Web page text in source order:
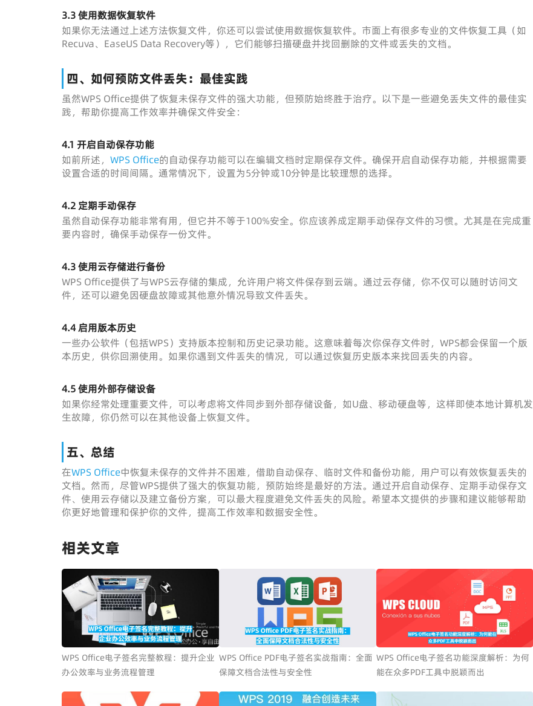
3.3 使用数据恢复软件
如果你无法通过上述方法恢复文件，你还可以尝试使用数据恢复软件。市面上有很多专业的文件恢复工具（如
Recuva、EaseUS Data Recovery等），它们能够扫描硬盘并找回删除的文件或丢失的文档。
四、如何预防文件丢失：最佳实践
虽然WPS Office提供了恢复未保存文件的强大功能，但预防始终胜于治疗。以下是一些避免丢失文件的最佳实
践，帮助你提高工作效率并确保文件安全：
4.1 开启自动保存功能
如前所述， WPS Office的自动保存功能可以在编辑文档时定期保存文件。确保开启自动保存功能，并根据需要
设置合适的时间间隔。通常情况下，设置为5分钟或10分钟是比较理想的选择。
4.2 定期手动保存
虽然自动保存功能非常有用，但它并不等于100%安全。你应该养成定期手动保存文件的习惯。尤其是在完成重
要内容时，确保手动保存一份文件。
4.3 使用云存储进行备份
WPS Office提供了与WPS云存储的集成，允许用户将文件保存到云端。通过云存储，你不仅可以随时访问文
件，还可以避免因硬盘故障或其他意外情况导致文件丢失。
4.4 启用版本历史
一些办公软件（包括WPS）支持版本控制和历史记录功能。这意味着每次你保存文件时，WPS都会保留一个版
本历史，供你回溯使用。如果你遇到文件丢失的情况，可以通过恢复历史版本来找回丢失的内容。
4.5 使用外部存储设备
如果你经常处理重要文件，可以考虑将文件同步到外部存储设备，如U盘、移动硬盘等，这样即使本地计算机发
生故障，你仍然可以在其他设备上恢复文件。
五、总结
在WPS Office中恢复未保存的文件并不困难，借助自动保存、临时文件和备份功能，用户可以有效恢复丢失的
文档。然而，尽管WPS提供了强大的恢复功能，预防始终是最好的方法。通过开启自动保存、定期手动保存文
件、使用云存储以及建立备份方案，可以最大程度避免文件丢失的风险。希望本文提供的步骤和建议能够帮助
你更好地管理和保护你的文件，提高工作效率和数据安全性。
相关文章
WPS Office电子签名完整教程：提升企业
办公效率与业务流程管理
WPS Office PDF电子签名实战指南：全面
保障文档合法性与安全性
WPS Office电子签名功能深度解析：为何
能在众多PDF工具中脱颖而出